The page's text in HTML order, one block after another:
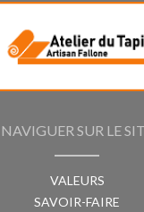
NAVIGUER SUR LE
VALEURS
SAVOIR-FAIRE